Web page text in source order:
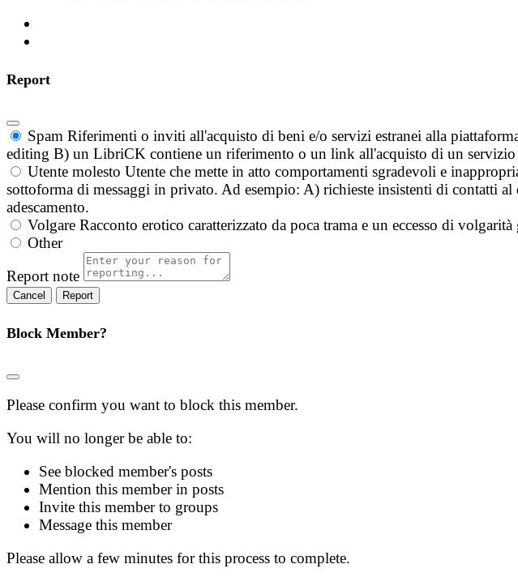
Report
Spam Riferimenti o inviti all'acquisto di beni e/o servizi estranei alla
editing B) un LibriCK contiene un riferimento o un link all'acquisto di un servizio
Utente molesto Utente che mette in atto comportamenti sgradevoli e
sottoforma di messaggi in privato. Ad esempio: A) richieste insistenti di contatti
adescamento.
Volgare Racconto erotico caratterizzato da poca trama e un eccesso di
Other
Report note
Report
Block Member?
Please confirm you want to block this member.
You will no longer be able to:
See blocked member's posts
Mention this member in posts
Invite this member to groups
Message this member
Please allow a few minutes for this process to complete.